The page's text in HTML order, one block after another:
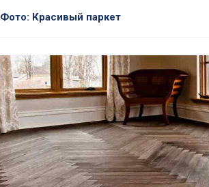
Фото: Красивый паркет